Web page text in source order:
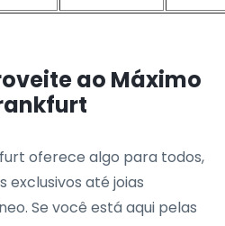
ao Máximo
oferece algo para todos,
exclusivos até joias
Se você está aqui pelas